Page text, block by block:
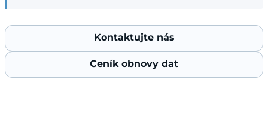
Kontaktujte nás
Ceník obnovy dat